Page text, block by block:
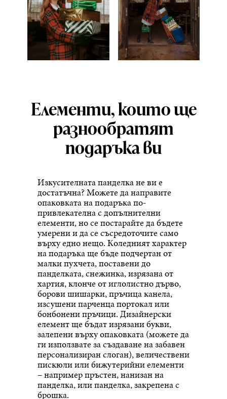
Елементи, които ще
разнообратят
подаръка ви
Изкусителната панделка не ви е
достатъчна? Можете да направите
опаковката на подаръка по-
привлекателна с допълнителни
елементи, но се постарайте да бъдете
умерени и да се съсредоточите само
върху едно нещо. Коледният характер
на подаръка ще бъде подчертан от
малки пухчета, поставени до
панделката, снежинка, изрязана от
хартия, клонче от иглолистно дърво,
борови шишарки, пръчица канела,
изсушени парченца портокал или
бонбонени пръчици. Дизайнерски
елемент ще бъдат изрязани букви,
залепени върху опаковката (можете да
ги използвате за създаване на забавен
персонализиран слоган), величествени
пискюли или бижутерийни елементи
– например пръстен, нанизан на
панделка, или панделка, закрепена с
брошка.